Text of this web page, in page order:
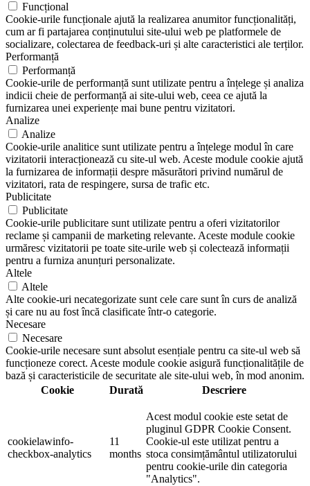
Funcțional
Cookie-urile funcționale ajută la realizarea anumitor funcționalități,
cum ar fi partajarea conținutului site-ului web pe platformele de
socializare, colectarea de feedback-uri și alte caracteristici ale terților.
Performanță
Performanță
Cookie-urile de performanță sunt utilizate pentru a înțelege și analiza
indicii cheie de performanță ai site-ului web, ceea ce ajută la
furnizarea unei experiențe mai bune pentru vizitatori.
Analize
Analize
Cookie-urile analitice sunt utilizate pentru a înțelege modul în care
vizitatorii interacționează cu site-ul web. Aceste module cookie ajută
la furnizarea de informații despre măsurători privind numărul de
vizitatori, rata de respingere, sursa de trafic etc.
Publicitate
Publicitate
Cookie-urile publicitare sunt utilizate pentru a oferi vizitatorilor
reclame și campanii de marketing relevante. Aceste module cookie
urmăresc vizitatorii pe toate site-urile web și colectează informații
pentru a furniza anunțuri personalizate.
Altele
Altele
Alte cookie-uri necategorizate sunt cele care sunt în curs de analiză
și care nu au fost încă clasificate într-o categorie.
Necesare
Necesare
Cookie-urile necesare sunt absolut esențiale pentru ca site-ul web să
funcționeze corect. Aceste module cookie asigură funcționalitățile de
bază și caracteristicile de securitate ale site-ului web, în mod anonim.
Cookie
Durată Descriere
cookielawinfo-
checkbox-analytics
11
months
Acest modul cookie este setat de
pluginul GDPR Cookie Consent.
Cookie-ul este utilizat pentru a
stoca consimțământul utilizatorului
pentru cookie-urile din categoria
"Analytics".